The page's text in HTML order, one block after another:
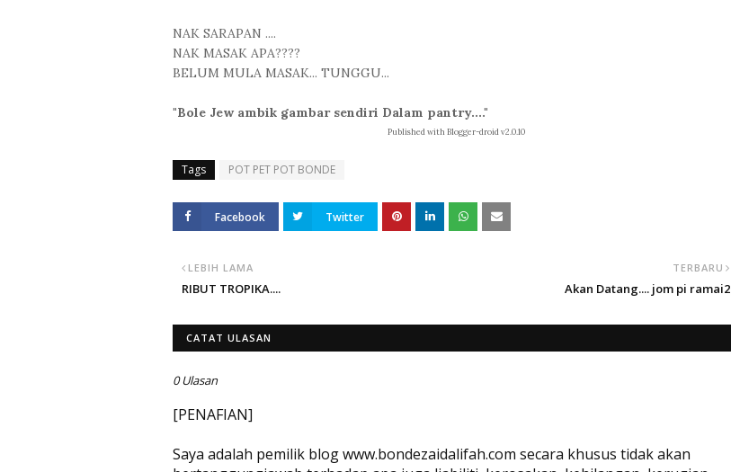
NAK SARAPAN ....
NAK MASAK APA????
BELUM MULA MASAK... TUNGGU...
"Bole Jew ambik gambar sendiri Dalam pantry...."
Published with Blogger-droid v2.0.10
Tags POT PET POT BONDE
Facebook Twitter
TERBARU
Akan Datang.... jom pi ramai2
LEBIH LAMA
RIBUT TROPIKA....
CATAT ULASAN
0 Ulasan
[PENAFIAN]
Saya adalah pemilik blog www.bondezaidalifah.com secara khusus tidak akan